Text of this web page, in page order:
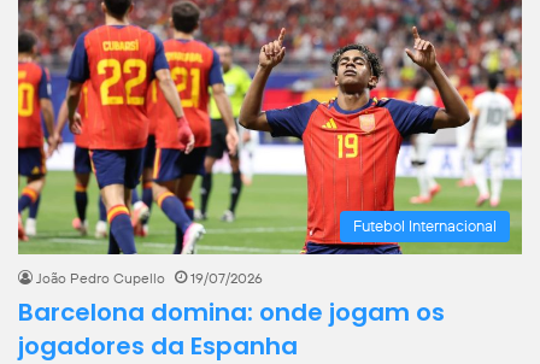
Futebol Internacional
João Pedro Cupello 19/07/2026
Barcelona domina: onde jogam os
jogadores da Espanha